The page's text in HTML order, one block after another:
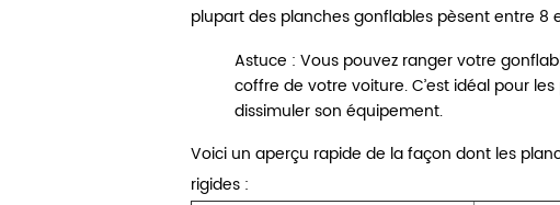
plupart des planches gonflables pèsent entre 8
Astuce : Vous pouvez ranger votre
coffre de votre voiture. C’est idéal pour
dissimuler son équipement.
Voici un aperçu rapide de la façon dont les
rigides :